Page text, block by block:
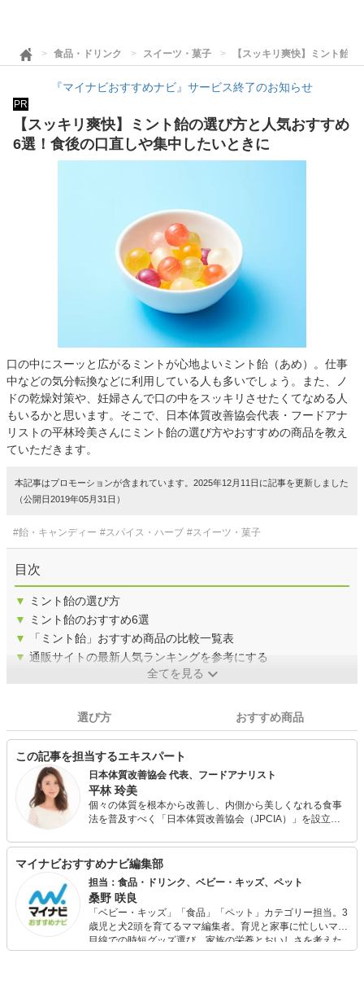
食品・ドリンク スイーツ・菓子 【スッキリ爽快】ミント飴
『マイナビおすすめナビ』サービス終了のお知らせ
PR
【スッキリ爽快】ミント飴の選び方と人気おすすめ
6選！食後の口直しや集中したいときに
口の中にスーッと広がるミントが心地よいミント飴（あめ）。仕事
中などの気分転換などに利用している人も多いでしょう。また、ノ
ドの乾燥対策や、妊婦さんで口の中をスッキリさせたくてなめる人
もいるかと思います。そこで、日本体質改善協会代表・フードアナ
リストの平林玲美さんにミント飴の選び方やおすすめの商品を教え
ていただきます。
本記事はプロモーションが含まれています。2025年12月11日に記事を更新しました
（公開日2019年05月31日）
#飴・キャンディー #スパイス・ハーブ #スイーツ・菓子
目次
▼
ミント飴の選び方
▼
ミント飴のおすすめ6選
▼
「ミント飴」おすすめ商品の比較一覧表
▼ 通販サイトの最新人気ランキングを参考にする
全てを見る
選び方 おすすめ商品
この記事を担当するエキスパート
日本体質改善協会 代表、フードアナリスト
平林 玲美
個々の体質を根本から改善し、内側から美しくなれる食事
法を普及すべく「日本体質改善協会（JPCIA）」を設立。
サロンと提携し、体質改善を目的とする食事指導を行う。
また、各種メディアにて食にまつわる美容・健康情報や今
日から取り入れられる簡単ダイエット・体質改善メソッド
を発信している。 フードアナリスト協会主催・食の親善大
使「第4回食のなでしこ」グランプリ受賞。
マイナビおすすめナビ編集部
担当：食品・ドリンク、ベビー・キッズ、ペット
桑野 咲良
「ベビー・キッズ」「食品」「ペット」カテゴリー担当。3
歳児と犬2頭を育てるママ編集者。育児と家事に忙しいママ
目線での時短グッズ選び、家族の栄養とおいしさを考えた
食品選び、束の間のリラックスタイムを楽しむためのスイ